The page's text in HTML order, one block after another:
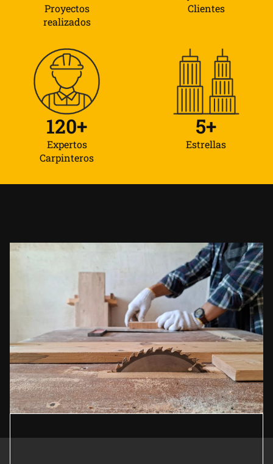
Proyectos
realizados
Clientes
120+
Expertos
Carpinteros
5+
Estrellas